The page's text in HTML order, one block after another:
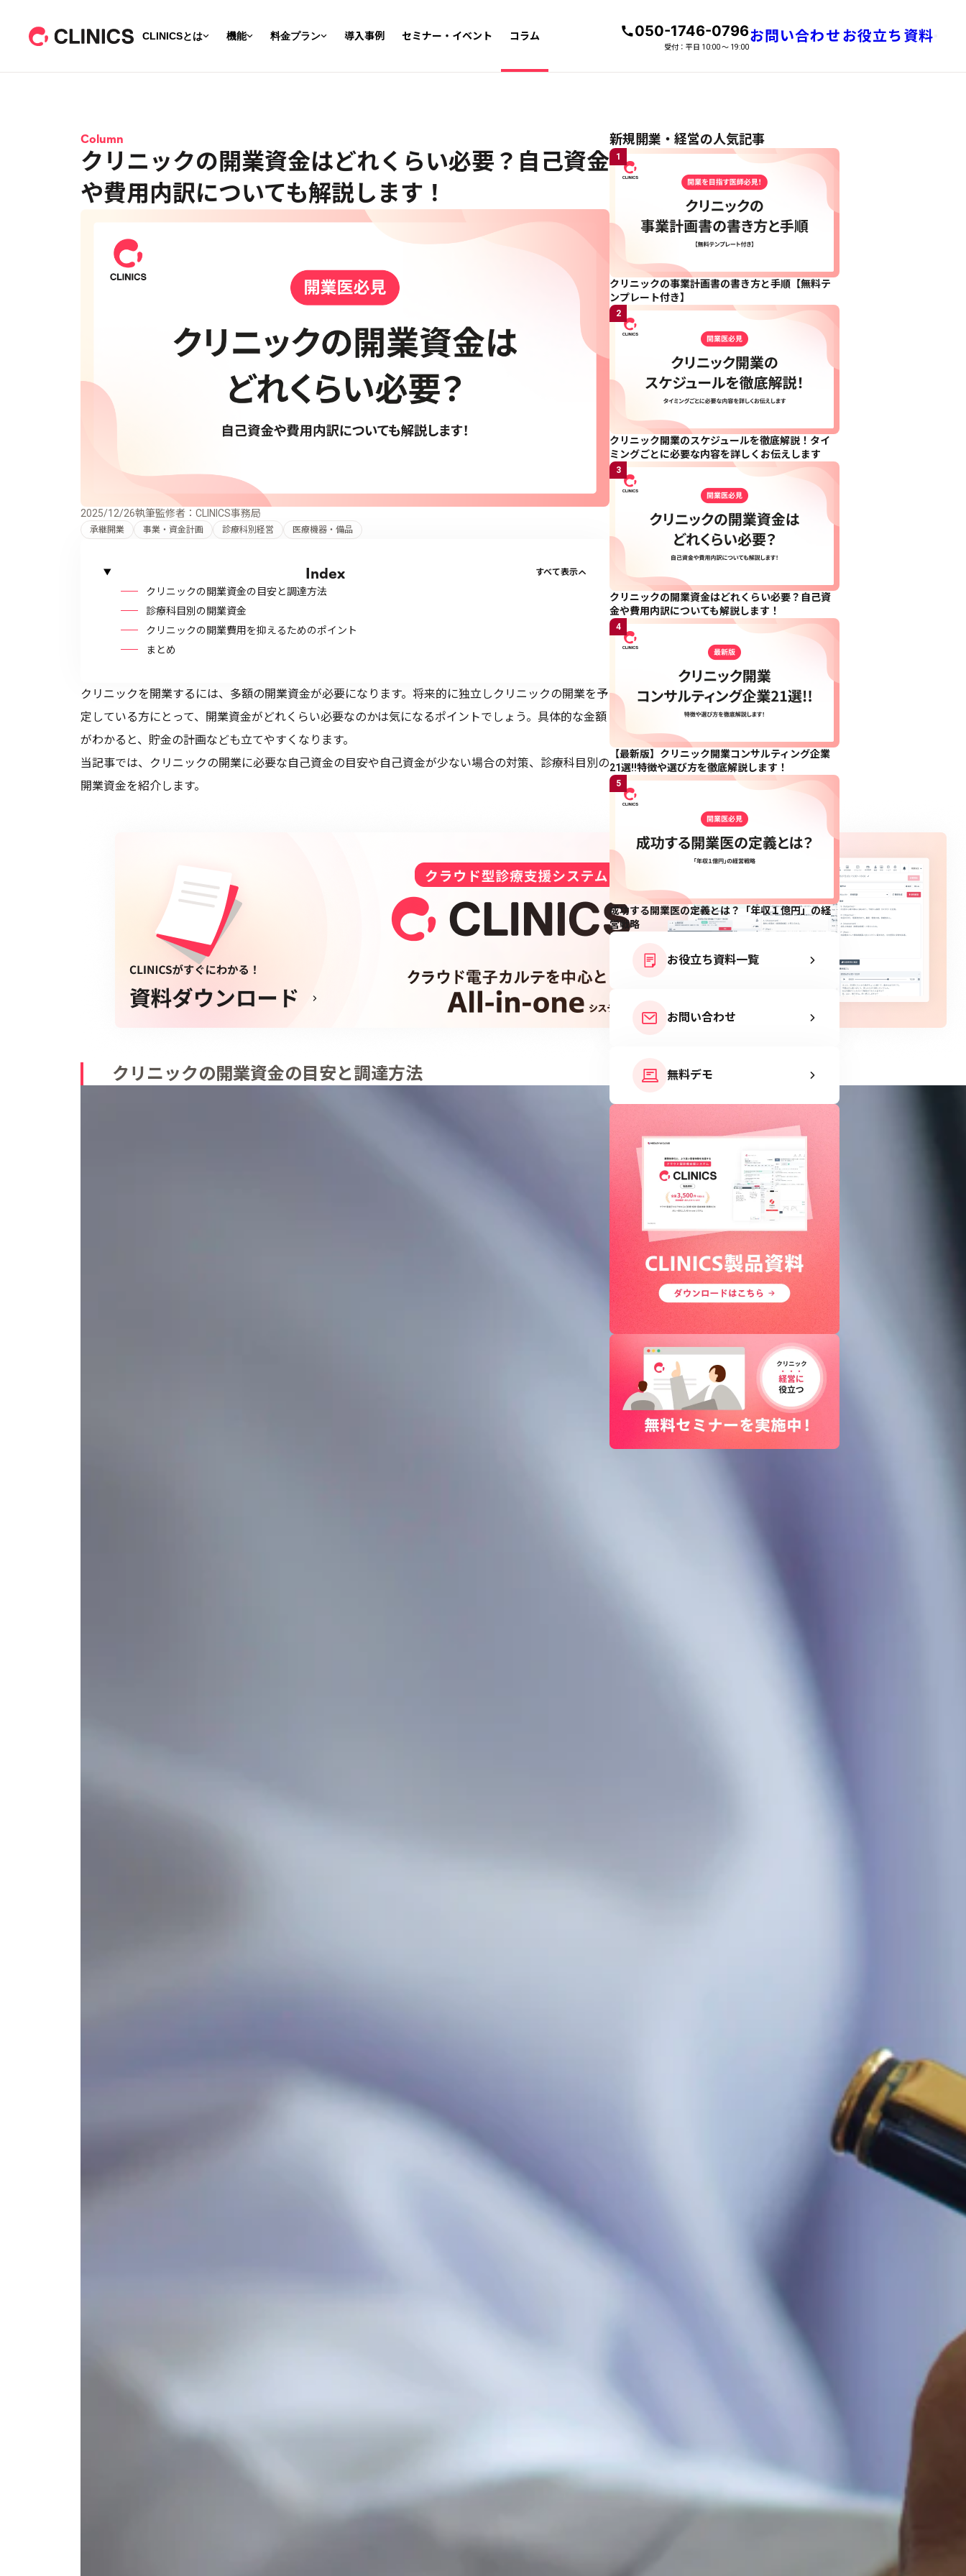
CLINICSとは 機能 料金プラン 導入事例 セミナー・イベント コラム 電話番号
050-1746-0796
受付：平日 10:00 〜 19:00
お問い合わせ お役立ち資料
Column
クリニックの開業資金はどれくらい必要？自己資金
や費用内訳についても解説します！
2025/12/26執筆監修者：CLINICS事務局
承継開業 事業・資金計画 診療科別経営 医療機器・備品
Index すべて表示
クリニックの開業資金の目安と調達方法
診療科目別の開業資金
クリニックの開業費用を抑えるためのポイント
まとめ
クリニックを開業するには、多額の開業資金が必要になります。将来的に独立しクリニックの開業を予
定している方にとって、開業資金がどれくらい必要なのかは気になるポイントでしょう。具体的な金額
がわかると、貯金の計画なども立てやすくなります。
当記事では、クリニックの開業に必要な自己資金の目安や自己資金が少ない場合の対策、診療科目別の
開業資金を紹介します。
クリニックの開業資金の目安と調達方法
新規開業・経営の人気記事
1
クリニックの事業計画書の書き方と手順【無料テ
ンプレート付き】
2
クリニック開業のスケジュールを徹底解説！タイ
ミングごとに必要な内容を詳しくお伝えします
3
クリニックの開業資金はどれくらい必要？自己資
金や費用内訳についても解説します！
4
【最新版】クリニック開業コンサルティング企業
21選!!特徴や選び方を徹底解説します！
5
成功する開業医の定義とは？「年収１億円」の経
営戦略
お役立ち資料一覧
お問い合わせ
無料デモ